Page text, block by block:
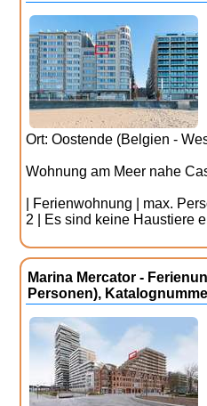
Ort: Oostende (Belgien -
Wohnung am Meer nahe
| Ferienwohnung | max.
2 | Es sind keine Haustiere
Marina Mercator -
Personen),